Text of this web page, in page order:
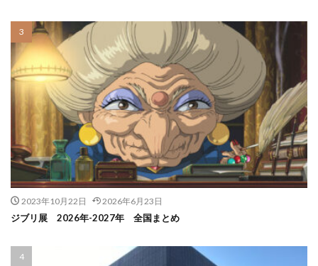
2023年10月22日 2026年6月23日
ジブリ展 2026年-2027年 全国まとめ